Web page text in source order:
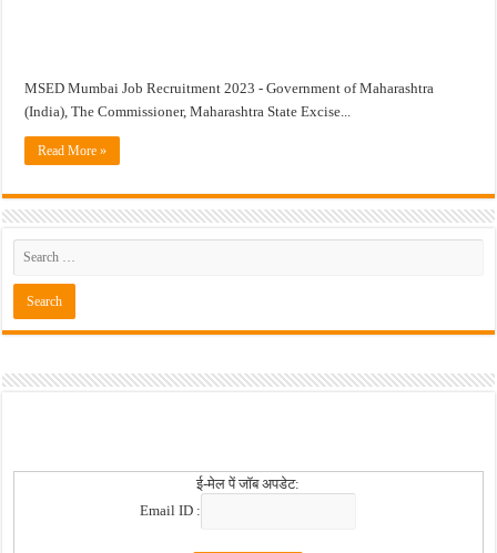
MSED Mumbai Job Recruitment 2023 - Government of Maharashtra
(India), The Commissioner, Maharashtra State Excise...
Read More »
ई-मेल पें जॉब अपडेट:
Email ID :